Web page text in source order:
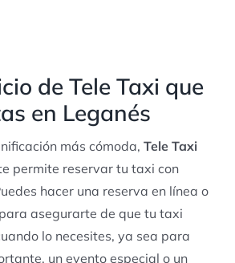
de Tele Taxi que
en Leganés
más cómoda, Tele Taxi
permite reservar tu taxi con
hacer una reserva en línea o
asegurarte de que tu taxi
lo necesites, ya sea para
un evento especial o un